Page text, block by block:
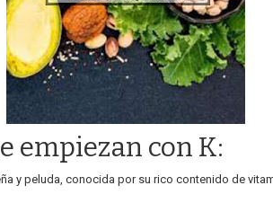
empiezan con K:
y peluda, conocida por su rico contenido de